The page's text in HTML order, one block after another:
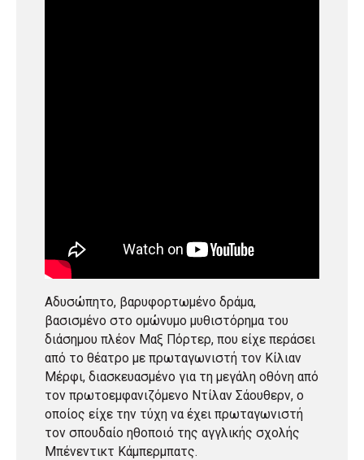
Αδυσώπητο, βαρυφορτωμένο δράμα,
βασισμένο στο ομώνυμο μυθιστόρημα του
διάσημου πλέον Μαξ Πόρτερ, που είχε περάσει
από το θέατρο με πρωταγωνιστή τον Κίλιαν
Μέρφι, διασκευασμένο για τη μεγάλη οθόνη από
τον πρωτοεμφανιζόμενο Ντίλαν Σάουθερν, ο
οποίος είχε την τύχη να έχει πρωταγωνιστή
τον σπουδαίο ηθοποιό της αγγλικής σχολής
Μπένεντικτ Κάμπερμπατς.